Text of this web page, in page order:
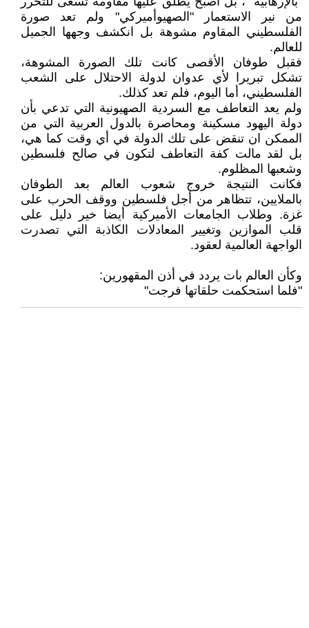
من نير الاستعمار "الصهيوأميركي" ولم تعد صورة
الفلسطيني المقاوم مشوهة بل انكشف وجهها الجميل
للعالم.
فقبل طوفان الأقصى كانت تلك الصورة المشوهة،
تشكل تبريرا لأي عدوان لدولة الاحتلال على الشعب
الفلسطيني، أما اليوم، فلم تعد كذلك.
ولم يعد التعاطف مع السردية الصهيونية التي تدعي بأن
دولة اليهود مسكينة ومحاصرة بالدول العربية التي من
الممكن ان تنقض على تلك الدولة في أي وقت كما هي،
بل لقد مالت كفة التعاطف لتكون في صالح فلسطين
وشعبها المظلوم.
فكانت النتيجة خروج شعوب العالم بعد الطوفان
بالملايين، تتظاهر من أجل فلسطين ووقف الحرب على
غزة. وطلاب الجامعات الأميركية أيضا خير دليل على
قلب الموازين وتغيير المعادلات الكاذبة التي تصدرت
الواجهة العالمية لعقود.
وكأن العالم بات يردد في أذن المقهورين:
"فلما استحكمت حلقاتها فرجت"